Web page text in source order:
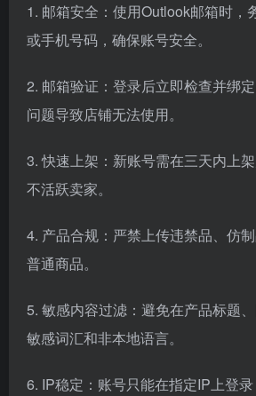
1. 邮箱安全：使用Outlook邮箱时，
或手机号码，确保账号安全。
2. 邮箱验证：登录后立即检查并绑
问题导致店铺无法使用。
3. 快速上架：新账号需在三天内上
不活跃卖家。
4. 产品合规：严禁上传违禁品、仿
普通商品。
5. 敏感内容过滤：避免在产品标题
敏感词汇和非本地语言。
6. IP稳定：账号只能在指定IP上登